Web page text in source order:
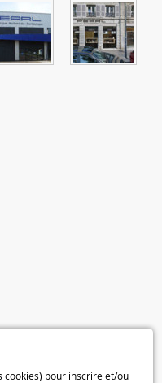
cookies) pour inscrire et/ou